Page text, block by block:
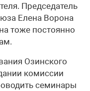
Председатель
Елена Ворона
тоже постоянно
Озинского
комиссии
семинары